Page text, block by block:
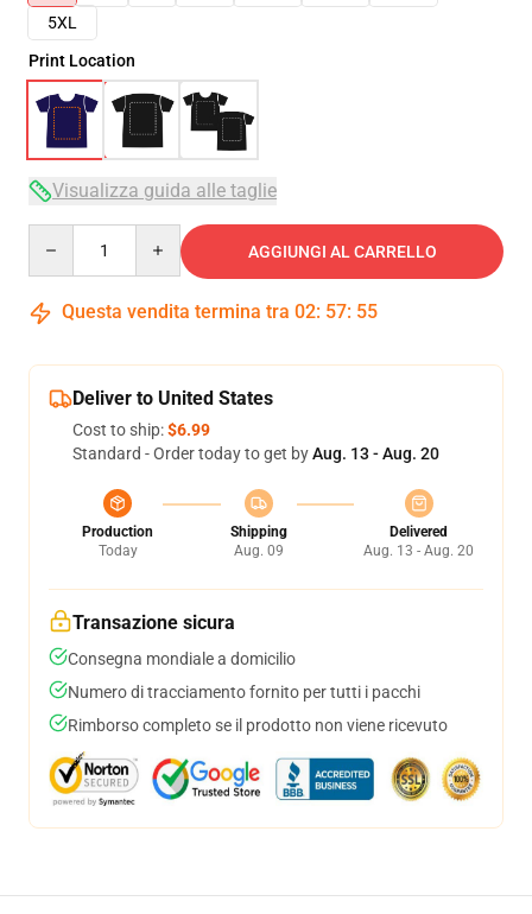
5XL
Print Location
Visualizza guida alle taglie
AGGIUNGI AL CARRELLO
Questa vendita termina tra 02: 57: 54
Deliver to United States
Cost to ship:$6.99
Standard - Order today to get byAug. 13 - Aug. 20
Production
Today
Shipping
Aug. 09
Delivered
Aug. 13 - Aug. 20
Transazione sicura
Consegna mondiale a domicilio
Numero di tracciamento fornito per tutti i pacchi
Rimborso completo se il prodotto non viene ricevuto